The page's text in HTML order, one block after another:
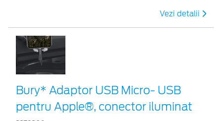
Vezi detalii
Bury* Adaptor USB Micro- USB
pentru Apple®, conector iluminat